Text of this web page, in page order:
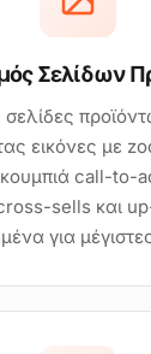
Σελίδων
σελίδες
εικόνες με
call-to-
sells και
για